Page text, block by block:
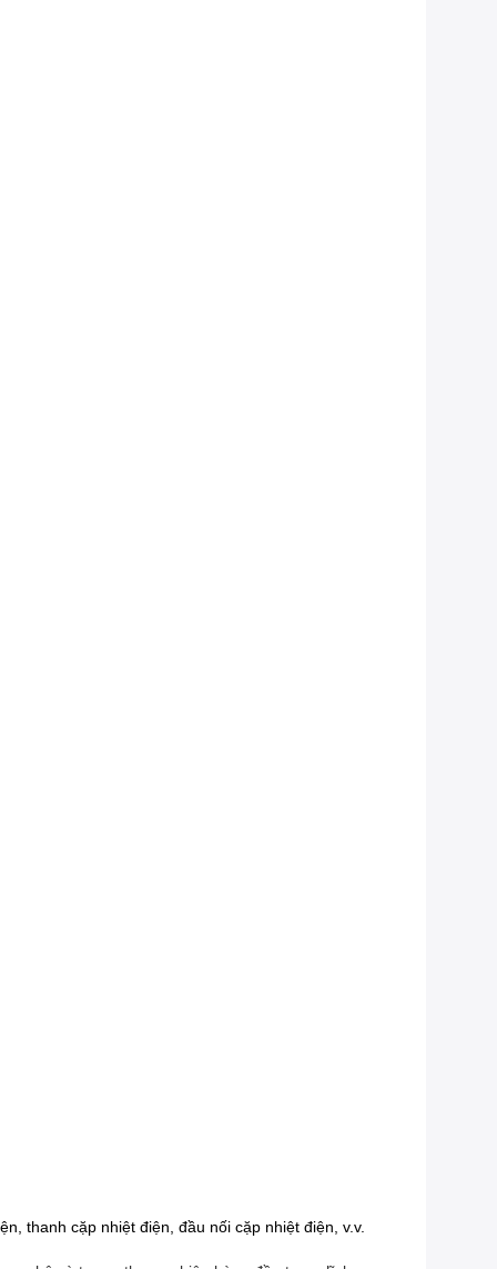
thanh cặp nhiệt điện, đầu nối cặp nhiệt điện, v.v.